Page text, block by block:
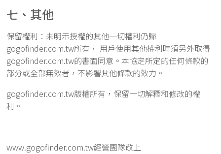
七、其他
保留權利：未明示授權的其他一切權利仍歸
gogofinder.com.tw所有， 用戶使用其他權利時須另外取得
gogofinder.com.tw的書面同意。本協定所定的任何條款的
部分或全部無效者，不影響其他條款的效力。
gogofinder.com.tw版權所有，保留一切解釋和修改的權
利。
www.gogofinder.com.tw經營團隊敬上